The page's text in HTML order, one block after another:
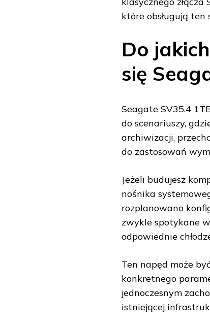
które obsługują ten
Do
się
Seagate SV35.4
do scenariuszy,
archiwizacji,
do zastosowań
Jeżeli budujesz
nośnika
rozplanowano
zwykle spotykane
odpowiednie
Ten napęd może
konkretnego
jednoczesnym
istniejącej